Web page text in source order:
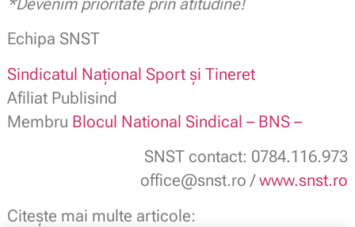
*Devenim prioritate prin atitudine!
Echipa SNST
Sindicatul Național Sport și Tineret
Afiliat Publisind
Membru Blocul National Sindical – BNS –
SNST contact: 0784.116.973
office@snst.ro /www.snst.ro
Citește mai multe articole: